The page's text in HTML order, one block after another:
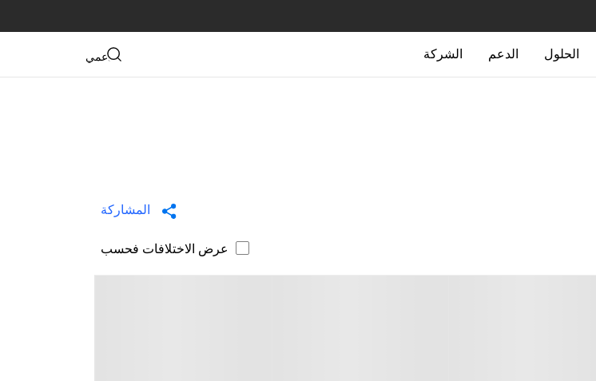
الحلول الدعم الشركة دعمي
المشاركة
عرض الاختلافات فحسب